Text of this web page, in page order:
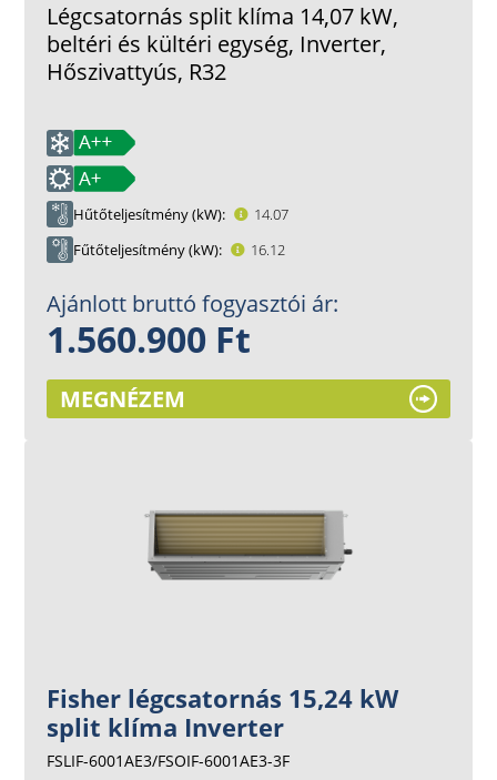
Légcsatornás split klíma 14,07 kW,
beltéri és kültéri egység, Inverter,
Hőszivattyús, R32
Hűtőteljesítmény (kW)
14.07
Fűtőteljesítmény (kW)
16.12
Ajánlott bruttó fogyasztói ár:
1.560.900 Ft
MEGNÉZEM
Fisher légcsatornás 15,24 kW
split klíma Inverter
FSLIF-6001AE3/FSOIF-6001AE3-3F